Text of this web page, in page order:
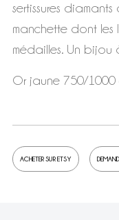
sertissures
manchette dont les
médailles. Un
Or jaune 750/1000
ACHETER SUR ETSY